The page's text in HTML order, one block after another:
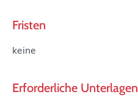
Fristen
keine
Erforderliche Unterlagen